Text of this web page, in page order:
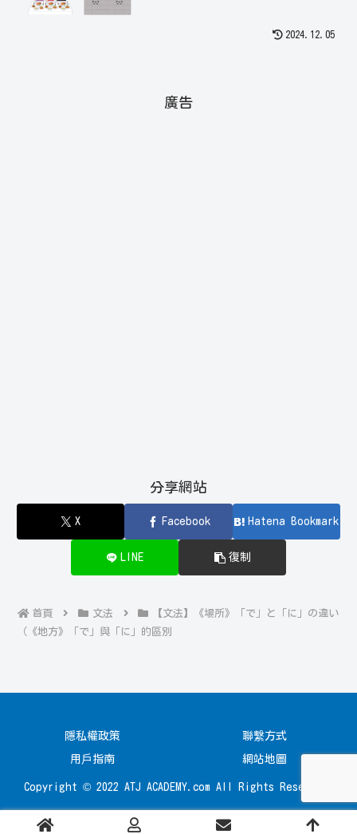
2024.12.05
廣告
分享網站
X Facebook Hatena Bookmark
LINE 復制
首頁 文法
【文法】《場所》「で」と「に」の違い
（《地方》「で」與「に」的區別
隱私權政策 聯繫方式
用戶指南 網站地圖
Copyright © 2022 ATJ ACADEMY.com All Rights Reserved.